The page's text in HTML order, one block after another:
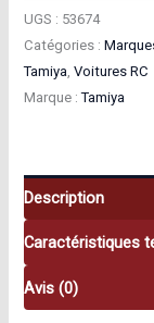
Tamiya
Triangles
réglables
TT01
UGS : 53674
Catégories :
Tamiya,Voitures RC
Marque :Tamiya
Description
Caractéristiques
Avis (0)